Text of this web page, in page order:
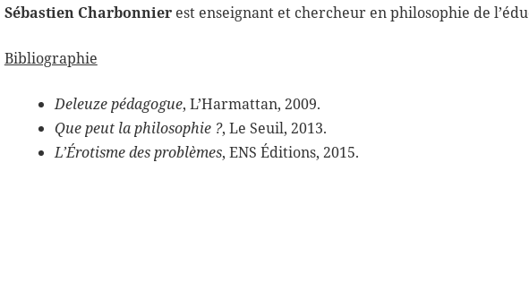
Sébastien Charbonnierest enseignant et chercheur en philosophie de
Bibliographie
Deleuze pédagogue, L’Harmattan, 2009.
Que peut la philosophie ?, Le Seuil, 2013.
L’Érotisme des problèmes, ENS Éditions, 2015.